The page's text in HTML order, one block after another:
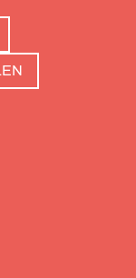
hat
gemeinsam
Gipfel zu
Pools, um